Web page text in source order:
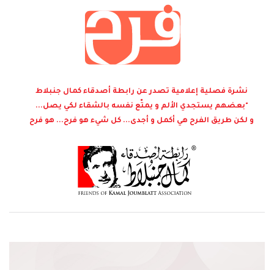
نشرة فصلية إعلامية تصدر عن رابطة أصدقاء كمال جنبلاط
"بعضهم يستجدي الألم و يمتّع نفسه بالشقاء لكي يصل...
و لكن طريق الفرح هي أكمل و أجدى... كل شيء هو فرح... هو فرح